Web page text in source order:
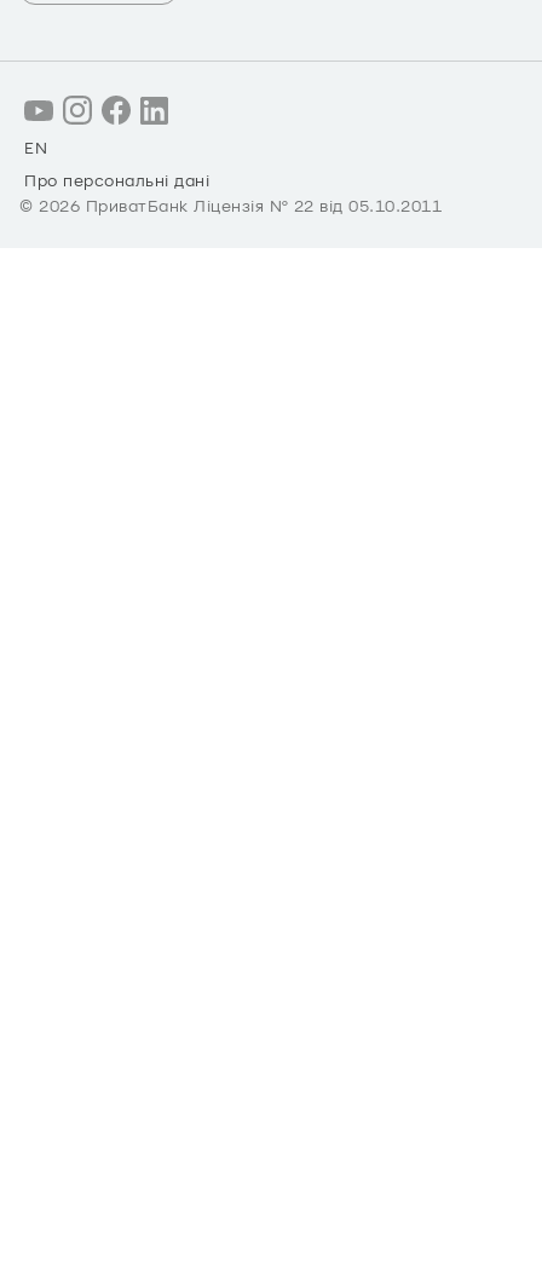
EN
Про персональні дані
© 2026 ПриватБанк Ліцензія № 22 від 05.10.2011